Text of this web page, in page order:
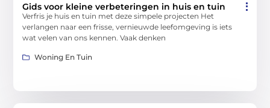
Gids voor kleine verbeteringen in huis en tuin
Verfris je huis en tuin met deze simpele projecten Het
verlangen naar een frisse, vernieuwde leefomgeving is iets
wat velen van ons kennen. Vaak denken
Woning En Tuin